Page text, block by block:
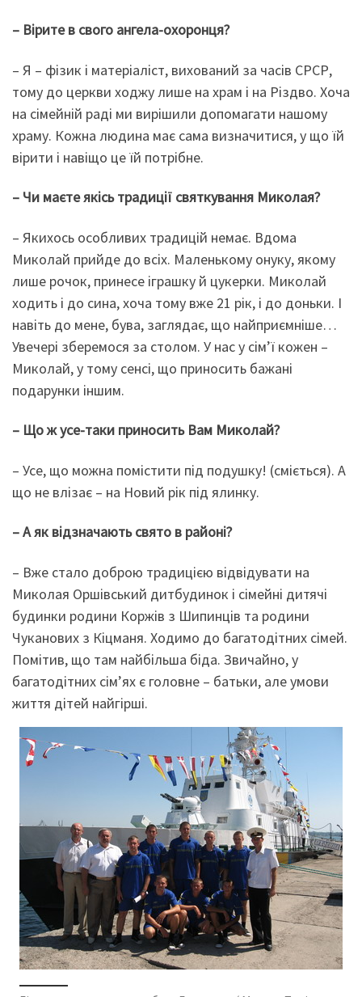
– Вірите в свого ангела-охоронця?
– Я – фізик і матеріаліст, вихований за часів СРСР,
тому до церкви ходжу лише на храм і на Різдво. Хоча
на сімейній раді ми вирішили допомагати нашому
храму. Кожна людина має сама визначитися, у що їй
вірити і навіщо це їй потрібне.
– Чи маєте якісь традиції святкування Миколая?
– Якихось особливих традицій немає. Вдома
Миколай прийде до всіх. Маленькому онуку, якому
лише рочок, принесе іграшку й цукерки. Миколай
ходить і до сина, хоча тому вже 21 рік, і до доньки. І
навіть до мене, бува, заглядає, що найприємніше…
Увечері зберемося за столом. У нас у сім’ї кожен –
Миколай, у тому сенсі, що приносить бажані
подарунки іншим.
– Що ж усе-таки приносить Вам Миколай?
– Усе, що можна помістити під подушку! (сміється). А
що не влізає – на Новий рік під ялинку.
– А як відзначають свято в районі?
– Вже стало доброю традицією відвідувати на
Миколая Оршівський дитбудинок і сімейні дитячі
будинки родини Коржів з Шипинців та родини
Чуканових з Кіцманя. Ходимо до багатодітних сімей.
Помітив, що там найбільша біда. Звичайно, у
багатодітних сім’ях є головне – батьки, але умови
життя дітей найгірші.